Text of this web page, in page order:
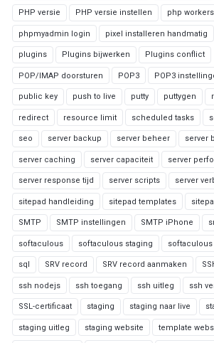
PHP versie PHP versie instellen php workers
phpmyadmin login pixel installeren handmatig
plugins Plugins bijwerken Plugins conflict
POP/IMAP doorsturen POP3 POP3
public key push to live putty puttygen
redirect resource limit scheduled tasks
seo server backup server beheer server
server caching server capaciteit server
server response tijd server scripts server
sitepad handleiding sitepad templates
SMTP SMTP instellingen SMTP iPhone
softaculous softaculous staging softaculous
sql SRV record SRV record aanmaken
ssh nodejs ssh toegang ssh uitleg ssh
SSL-certificaat staging staging naar live
staging uitleg staging website template